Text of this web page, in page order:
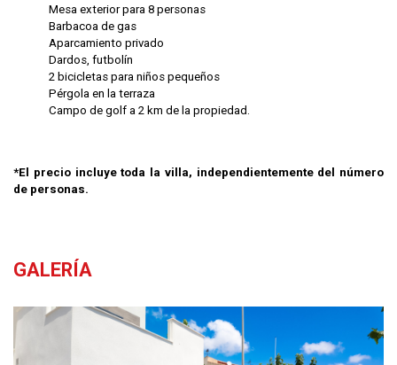
Mesa exterior para 8 personas
Barbacoa de gas
Aparcamiento privado
Dardos, futbolín
2 bicicletas para niños pequeños
Pérgola en la terraza
Campo de golf a 2 km de la propiedad.
*El precio incluye toda la villa, independientemente del número
de personas.
GALERÍA